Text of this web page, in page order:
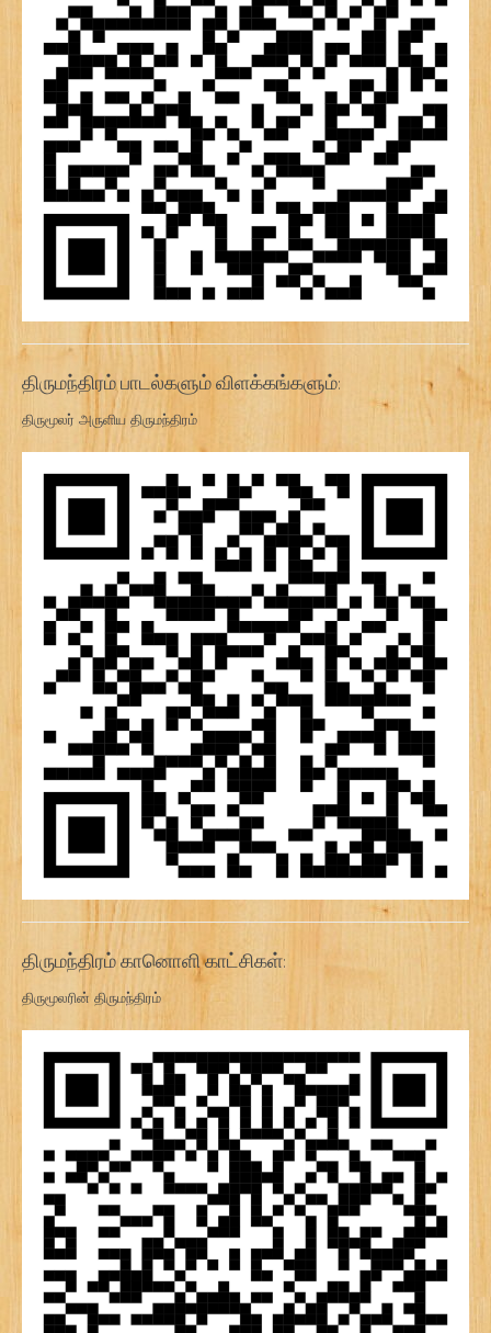
திருமந்திரம் பாடல்களும் விளக்கங்களும்:
திருமூலர் அருளிய திருமந்திரம்
திருமந்திரம் கானொளி காட்சிகள்:
திருமூலரின் திருமந்திரம்